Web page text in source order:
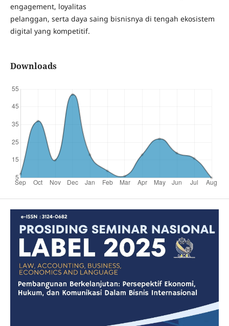
engagement, loyalitas
pelanggan, serta daya saing bisnisnya di tengah ekosistem
digital yang kompetitif.
Downloads